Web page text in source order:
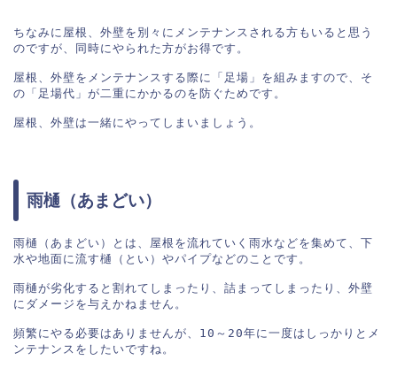
ちなみに屋根、外壁を別々にメンテナンスされる方もいると思う
のですが、同時にやられた方がお得です。
屋根、外壁をメンテナンスする際に「足場」を組みますので、そ
の「足場代」が二重にかかるのを防ぐためです。
雨樋（あまどい）
雨樋（あまどい）とは、屋根を流れていく雨水などを集めて、下
水や地面に流す樋（とい）やパイプなどのことです。
雨樋が劣化すると割れてしまったり、詰まってしまったり、外壁
にダメージを与えかねません。
頻繁にやる必要はありませんが、10～20年に一度はしっかりとメ
ンテナンスをしたいですね。